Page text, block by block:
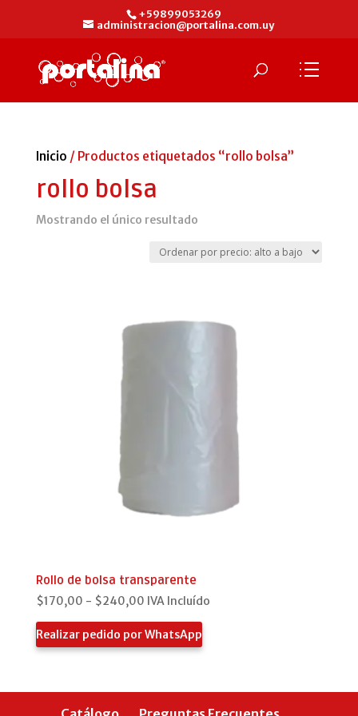
+59899053269
administracion@portalina.com.uy
Inicio / Productos etiquetados “rollo bolsa”
rollo bolsa
Mostrando el único resultado
Rollo de bolsa transparente
$170,00 - $240,00Rango
de
precios:
desde
hasta
$240,00
IVA Incluído
Realizar pedido por WhatsApp